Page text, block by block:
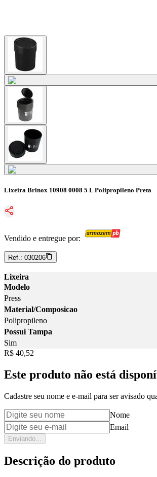
Lixeira Brinox 10908 0008 5 L Polipropileno Preta
Vendido e entregue por:
Ref.: 030206
Lixeira
Modelo
Press
Material/Composicao
Polipropileno
Possui Tampa
Sim
Price:
R$ 40,52
Este produto não está
Cadastre seu nome e e-mail para ser avisado
Nome
Email
Enviando...
Descrição do produto